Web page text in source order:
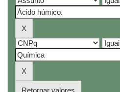
Retornar valores